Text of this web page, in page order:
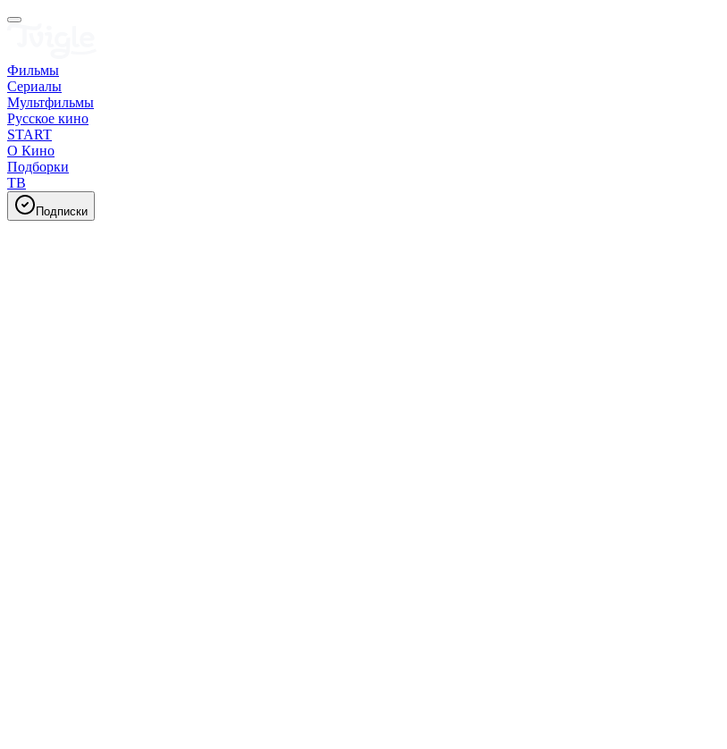
Фильмы
Сериалы
Мультфильмы
Русское кино
START
О Кино
Подборки
ТВ
Подписки